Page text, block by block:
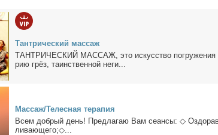
Тан­три­че­ский мас­саж
ТАНТРИЧЕСКИЙ МАССАЖ, это ис­кус­ство по­гру­же­ния
рию грёз, та­ин­ствен­ной неги...
Мас­саж/Те­лес­ная те­ра­пия
Всем доб­рый день! Пред­ла­гаю Вам се­ан­сы: ◇
ли­ва­ю­ще­го;◇...